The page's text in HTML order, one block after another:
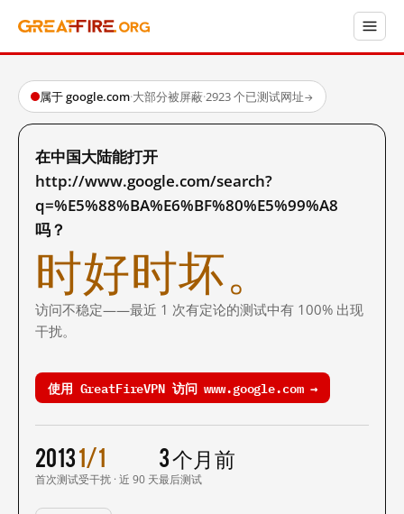
属于 google.com·大部分被屏蔽·2923 个已测试网址→
在中国大陆能打开
http://www.google.com/search?
q=%E5%88%BA%E6%BF%80%E5%99%A8
吗？
时好时坏。
访问不稳定——最近 1 次有定论的测试中有 100% 出现
干扰。
使用 GreatFireVPN 访问 www.google.com →
2013
首次测试
1/1
受干扰 · 近 90 天
3 个月前
最后测试